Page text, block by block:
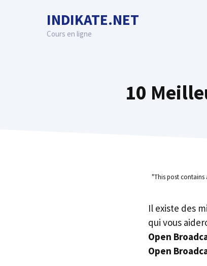
INDIKATE.NET
Cours en ligne
10
"This post contains
Il existe des
qui vous
Open
Open